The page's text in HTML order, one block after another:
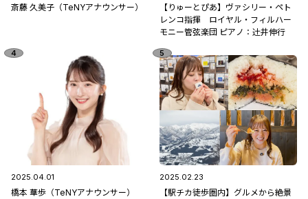
斎藤 久美子（TeNYアナウンサー）
【りゅーとぴあ】ヴァシリー・ペト
レンコ指揮 ロイヤル・フィルハー
モニー管弦楽団 ピアノ：辻󠄀井伸行
2025.04.01
橋本 華歩（TeNYアナウンサー）
2025.02.23
【駅チカ徒歩圏内】グルメから絶景